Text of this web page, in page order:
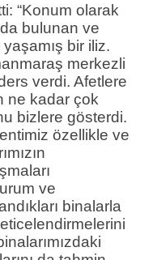
“Konum olarak
bulunan ve
bir iliz.
merkezli
verdi. Afetlere
ne kadar çok
bizlere gösterdi.
özellikle ve
ve
binalarla